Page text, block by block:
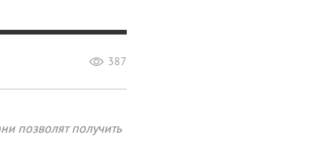
387
позволят получить